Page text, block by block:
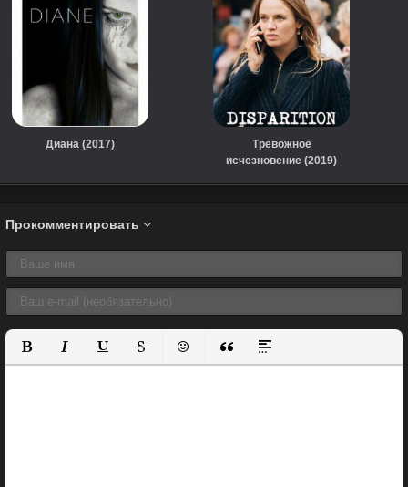
Диана (2017)
Тревожное
исчезновение (2019)
Прокомментировать
Полужирный
КурсивПодчеркнутый
ЗачеркнутыйВставить смайлик
Вставка цитаты
Вставка спойлера